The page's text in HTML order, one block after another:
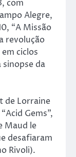
com
Alegre,
“A Missão
revolução
ciclos
sinopse da
de Lorraine
Gems”,
Maud le
desafiaram
Rivoli).